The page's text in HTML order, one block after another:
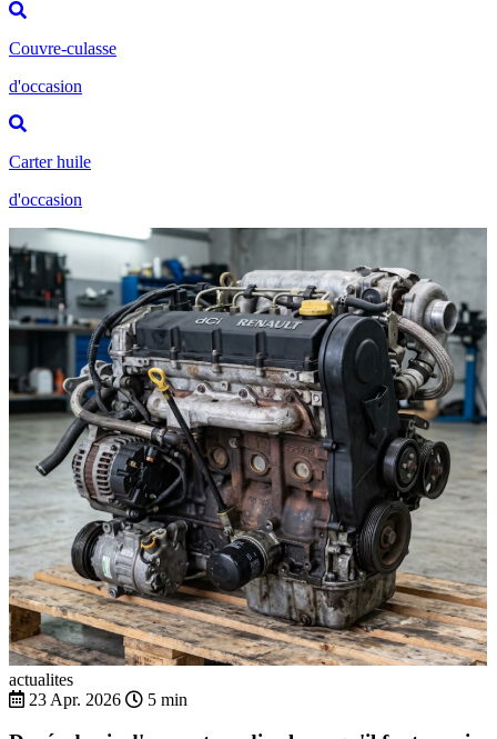
Couvre-culasse
d'occasion
Carter huile
d'occasion
actualites
23 Apr. 2026
5 min